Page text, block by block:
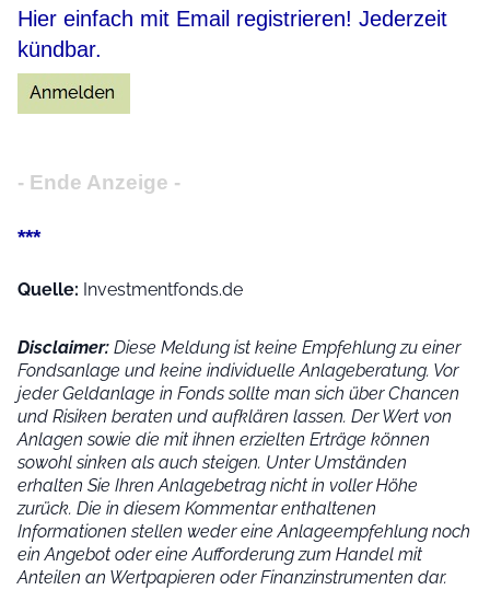
Hier einfach mit Email registrieren! Jederzeit
kündbar.
- Ende Anzeige -
***
Quelle: Investmentfonds.de
Disclaimer: Diese Meldung ist keine Empfehlung zu einer
Fondsanlage und keine individuelle Anlageberatung. Vor
jeder Geldanlage in Fonds sollte man sich über Chancen
und Risiken beraten und aufklären lassen. Der Wert von
Anlagen sowie die mit ihnen erzielten Erträge können
sowohl sinken als auch steigen. Unter Umständen
erhalten Sie Ihren Anlagebetrag nicht in voller Höhe
zurück. Die in diesem Kommentar enthaltenen
Informationen stellen weder eine Anlageempfehlung noch
ein Angebot oder eine Aufforderung zum Handel mit
Anteilen an Wertpapieren oder Finanzinstrumenten dar.